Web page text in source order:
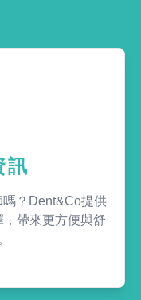
訊
？Dent&Co提供
帶來更方便與舒